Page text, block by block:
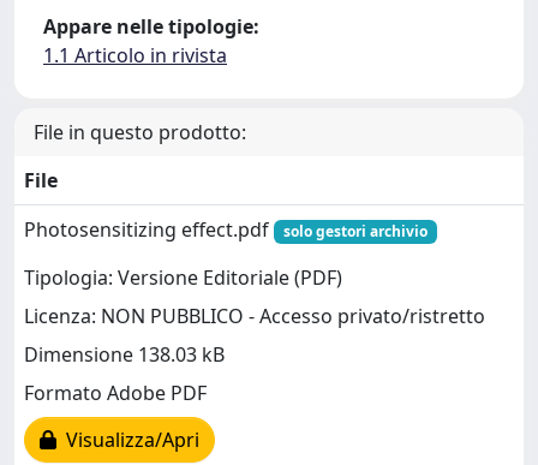
Appare nelle tipologie:
1.1 Articolo in rivista
File in questo prodotto:
File
Photosensitizing effect.pdf
solo gestori archivio
Tipologia: Versione Editoriale (PDF)
Licenza: NON PUBBLICO - Accesso privato/ristretto
Dimensione 138.03 kB
Formato Adobe PDF
Visualizza/Apri